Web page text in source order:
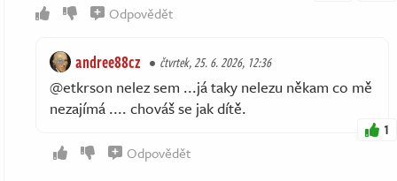
Odpovědět
andree88cz čtvrtek, 25. 6. 2026, 12:36
@etkrson nelez sem ...já taky nelezu někam co mě
nezajímá .... chováš se jak dítě.
1
Odpovědět